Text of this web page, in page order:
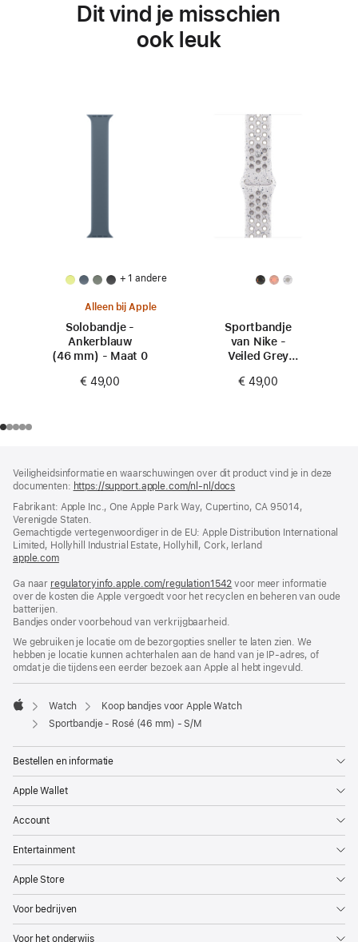
Dit vind je misschien
ook leuk
+ 1 andere
Alleen bij Apple
Solobandje -
Ankerblauw
(46 mm) - Maat 0
€ 49,00
Sportbandje
van Nike -
Veiled Grey
€ 49,00
Veiligheidsinformatie en waarschuwingen over dit product vind je in deze
documenten: https://support.apple.com/nl-nl/docs
nieuw
geopend)
Fabrikant: Apple Inc., One Apple Park Way, Cupertino, CA 95014,
Verenigde Staten.
Gemachtigde vertegenwoordiger in de EU: Apple Distribution International
Limited, Hollyhill Industrial Estate, Hollyhill, Cork, Ierland
apple.com(wordt
nieuw
venster
Ga naar regulatoryinfo.apple.com/regulation1542 (wordt
in
geopend)
voor meer informatie
over de kosten die Apple vergoedt voor het recyclen en beheren van oude
batterijen.
Bandjes onder voorbehoud van verkrijgbaarheid.
We gebruiken je locatie om de bezorgopties sneller te laten zien. We
hebben je locatie kunnen achterhalen aan de hand van je IP-adres, of
omdat je die tijdens een eerder bezoek aan Apple al hebt ingevuld.
Apple
Watch
Koop bandjes voor Apple Watch
Sportbandje - Rosé (46 mm) - S/M
Bestellen en informatie
Apple Wallet
Account
Entertainment
Apple Store
Voor bedrijven
Voor het onderwijs